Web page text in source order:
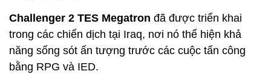
Challenger 2 TES Megatron đã được triển khai
trong các chiến dịch tại Iraq, nơi nó thể hiện khả
năng sống sót ấn tượng trước các cuộc tấn công
bằng RPG và IED.